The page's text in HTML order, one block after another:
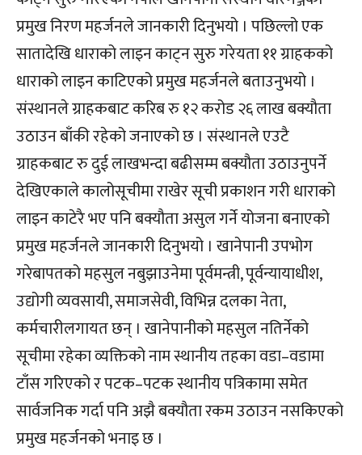
प्रमुख निरण महर्जनले जानकारी दिनुभयो । पछिल्लो एक
सातादेखि धाराको लाइन काट्न सुरु गरेयता ११ ग्राहकको
धाराको लाइन काटिएको प्रमुख महर्जनले बताउनुभयो ।
संस्थानले ग्राहकबाट करिब रु १२ करोड २६ लाख बक्यौता
उठाउन बाँकी रहेको जनाएको छ । संस्थानले एउटै
ग्राहकबाट रु दुई लाखभन्दा बढीसम्म बक्यौता उठाउनुपर्ने
देखिएकाले कालोसूचीमा राखेर सूची प्रकाशन गरी धाराको
लाइन काटेरै भए पनि बक्यौता असुल गर्ने योजना बनाएको
प्रमुख महर्जनले जानकारी दिनुभयो । खानेपानी उपभोग
गरेबापतको महसुल नबुझाउनेमा पूर्वमन्त्री, पूर्वन्यायाधीश,
उद्योगी व्यवसायी, समाजसेवी, विभिन्न दलका नेता,
कर्मचारीलगायत छन् । खानेपानीको महसुल नतिर्नेको
सूचीमा रहेका व्यक्तिको नाम स्थानीय तहका वडा–वडामा
टाँस गरिएको र पटक–पटक स्थानीय पत्रिकामा समेत
सार्वजनिक गर्दा पनि अझै बक्यौता रकम उठाउन नसकिएको
प्रमुख महर्जनको भनाइ छ ।